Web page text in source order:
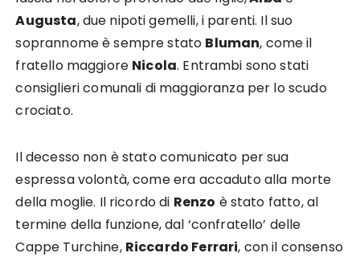
Augusta, due nipoti gemelli, i parenti. Il suo
soprannome è sempre stato Bluman, come il
fratello maggiore Nicola. Entrambi sono stati
consiglieri comunali di maggioranza per lo scudo
crociato.
Il decesso non è stato comunicato per sua
espressa volontà, come era accaduto alla morte
della moglie. Il ricordo di Renzo è stato fatto, al
termine della funzione, dal ‘confratello’ delle
Cappe Turchine, Riccardo Ferrari, con il consenso